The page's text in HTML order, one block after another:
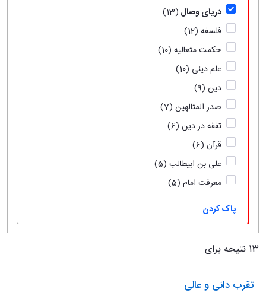
دریای وصال (13)
فلسفه (12)
حکمت متعالیه (10)
علم دینی (10)
دین (9)
صدر المتالهین (7)
تفقه در دین (6)
قرآن (6)
علی بن ابیطالب (5)
معرفت امام (5)
پاک کردن
13 نتیجه برای
تقرب دانی و عالی